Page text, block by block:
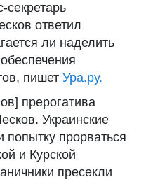
ответил
ли наделить
пишет Ура.ру.
прерогатива
Украинские
прорваться
и Курской
пресекли